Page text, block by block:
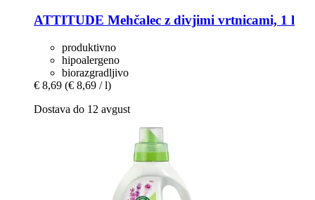
ATTITUDE Mehčalec z divjimi vrtnicami, 1 l
produktivno
hipoalergeno
biorazgradljivo
€ 8,69 (€ 8,69 / l)
Dostava do 12 avgust